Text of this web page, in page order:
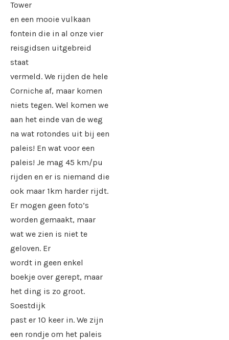
Tower
en een mooie vulkaan
fontein die in al onze vier
reisgidsen uitgebreid
staat
vermeld. We rijden de hele
Corniche af, maar komen
niets tegen. Wel komen we
aan het einde van de weg
na wat rotondes uit bij een
paleis! En wat voor een
paleis! Je mag 45 km/pu
rijden en er is niemand die
ook maar 1km harder rijdt.
Er mogen geen foto’s
worden gemaakt, maar
wat we zien is niet te
geloven. Er
wordt in geen enkel
boekje over gerept, maar
het ding is zo groot.
Soestdijk
past er 10 keer in. We zijn
een rondje om het paleis